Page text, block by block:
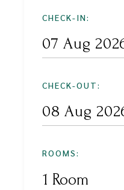
CHECK-IN:
CHECK-OUT:
ROOMS:
1 Room